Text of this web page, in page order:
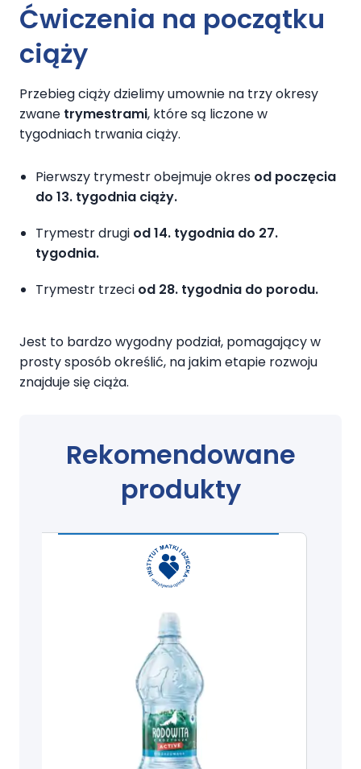
Ćwiczenia na początku
ciąży
Przebieg ciąży dzielimy umownie na trzy okresy
zwane trymestrami, które są liczone w
tygodniach trwania ciąży.
Pierwszy trymestr obejmuje okres od poczęcia
do 13. tygodnia ciąży.
Trymestr drugi od 14. tygodnia do 27.
tygodnia.
Trymestr trzeci od 28. tygodnia do porodu.
Jest to bardzo wygodny podział, pomagający w
prosty sposób określić, na jakim etapie rozwoju
znajduje się ciąża.
Rekomendowane
produkty